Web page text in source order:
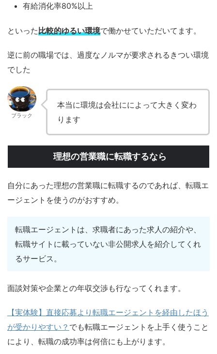
有給消化率80%以上
といった比較的ゆるい環境で働かせていただいてます。
逆に前の職場では、過度なノルマが要求されるきつい環境
でした
ブラック
本当に環境は会社にによって大きく変わ
ります
理想の営業職に転職するなら
自分にあった理想の営業職に転職するのであれば、転職エ
ージェントを使うのがおすすめ。
転職エージェントは、求職者にあった求人の紹介や、
転職サイトに載っていない非公開求人を紹介してくれ
るサービス。
面談対策や企業との年収交渉も行なってくれます。
【実体験】直接応募より転職エージェントを経由したほう
が受かりやすい？ でも転職エージェントを上手く使うこと
により、転職の成功率は何倍にも上がります。